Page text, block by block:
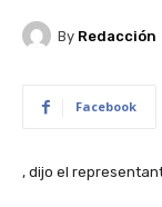
By Redacción
Facebook
, dijo el